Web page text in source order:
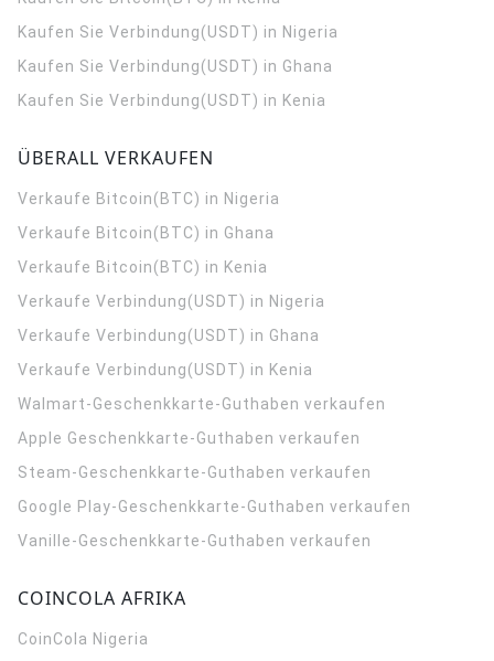
Kaufen Sie Verbindung(USDT) in Nigeria
Kaufen Sie Verbindung(USDT) in Ghana
Kaufen Sie Verbindung(USDT) in Kenia
ÜBERALL VERKAUFEN
Verkaufe Bitcoin(BTC) in Nigeria
Verkaufe Bitcoin(BTC) in Ghana
Verkaufe Bitcoin(BTC) in Kenia
Verkaufe Verbindung(USDT) in Nigeria
Verkaufe Verbindung(USDT) in Ghana
Verkaufe Verbindung(USDT) in Kenia
Walmart-Geschenkkarte-Guthaben verkaufen
Apple Geschenkkarte-Guthaben verkaufen
Steam-Geschenkkarte-Guthaben verkaufen
Google Play-Geschenkkarte-Guthaben verkaufen
Vanille-Geschenkkarte-Guthaben verkaufen
COINCOLA AFRIKA
CoinCola Nigeria